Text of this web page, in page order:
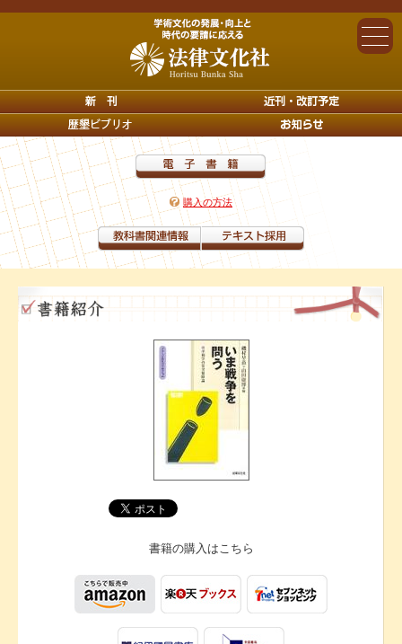
購入の方法
書籍の購入はこちら